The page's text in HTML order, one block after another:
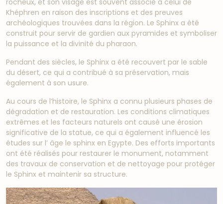
Khéphren en raison des inscriptions et des preuves
archéologiques trouvées dans la région. Le Sphinx a été
construit pour servir de gardien aux pyramides et symboliser
la puissance et la divinité du pharaon.
Pendant des siècles, le Sphinx a été recouvert par le sable
du désert, ce qui a contribué à sa préservation, mais
également à son usure.
Au cours de l’histoire, le Sphinx a connu plusieurs phases de
dégradation et de restauration. Les conditions climatiques
extrêmes et les facteurs naturels ont causé une érosion
significative de la statue, ce qui a également influencé les
études sur l’ âge le sphinx en Egypte. Des efforts importants
ont été réalisés pour restaurer le monument, notamment
des travaux de conservation et de nettoyage pour protéger
le Sphinx et maintenir sa structure.